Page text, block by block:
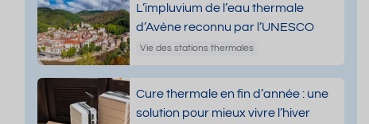
L’impluvium de l’eau thermale
d’Avène reconnu par l’UNESCO
Vie des stations thermales
Cure thermale en fin d’année : une
solution pour mieux vivre l’hiver